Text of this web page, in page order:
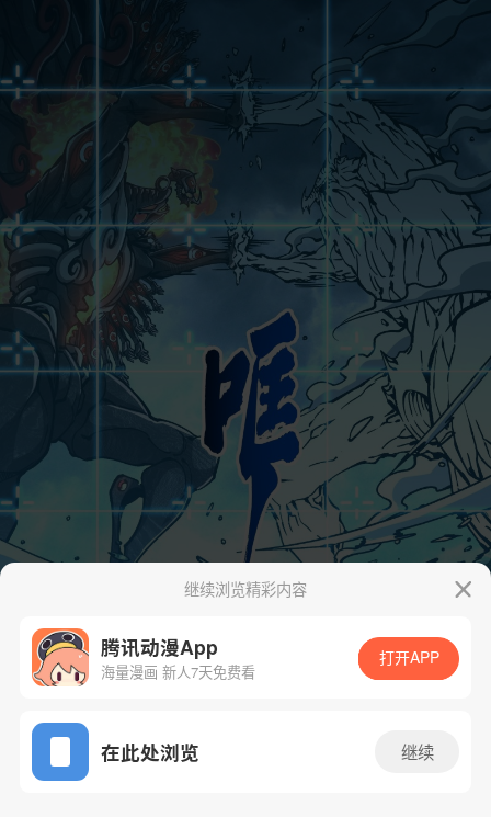
App免费看
继续浏览精彩内容
腾讯动漫App
海量漫画 新人7天免费看
打开APP
在此处浏览 继续